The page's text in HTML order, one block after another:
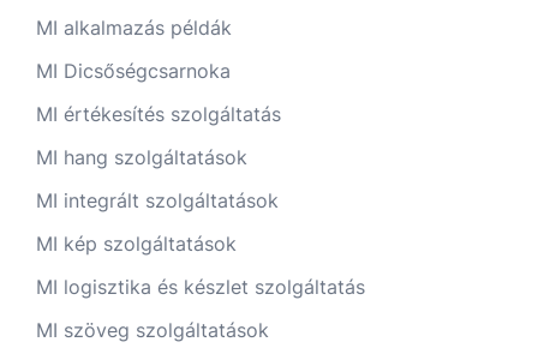
MI alkalmazás példák
MI Dicsőségcsarnoka
MI értékesítés szolgáltatás
MI hang szolgáltatások
MI integrált szolgáltatások
MI kép szolgáltatások
MI logisztika és készlet szolgáltatás
MI szöveg szolgáltatások